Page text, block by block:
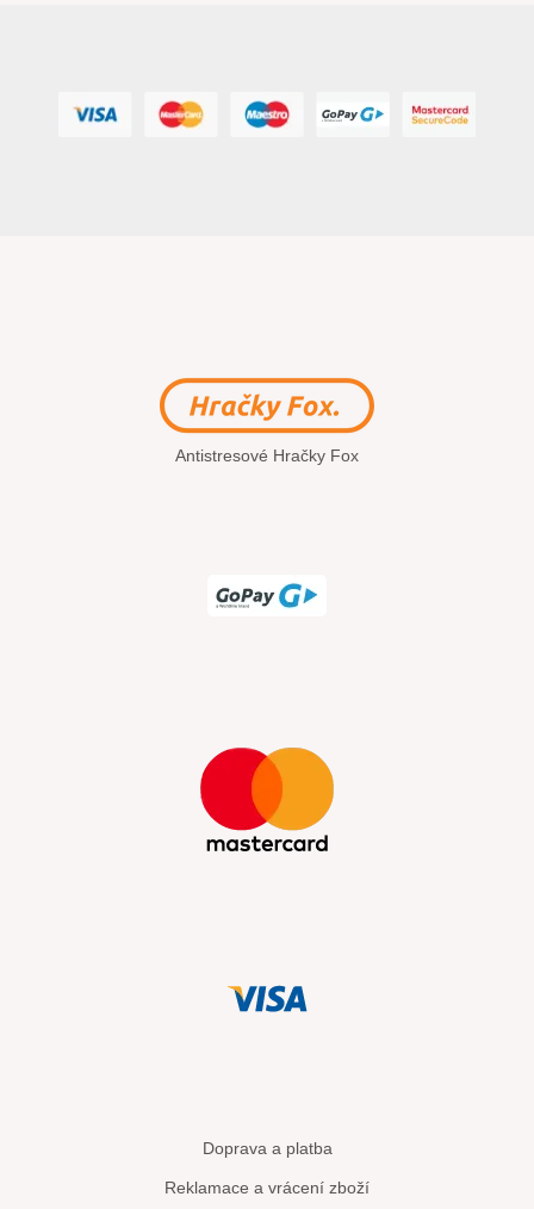
Antistresové Hračky Fox
Doprava a platba
Reklamace a vrácení zboží